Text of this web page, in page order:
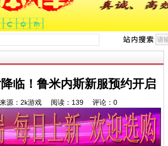
临！鲁米内斯新服预约开启
源：2k游戏 阅读： 139 评论： 0